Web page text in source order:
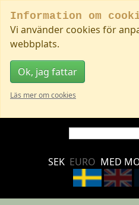
Information om
Vi använder cookies för
webbplats.
Ok, jag fattar
Läs mer om cookies
SEK EURO MED